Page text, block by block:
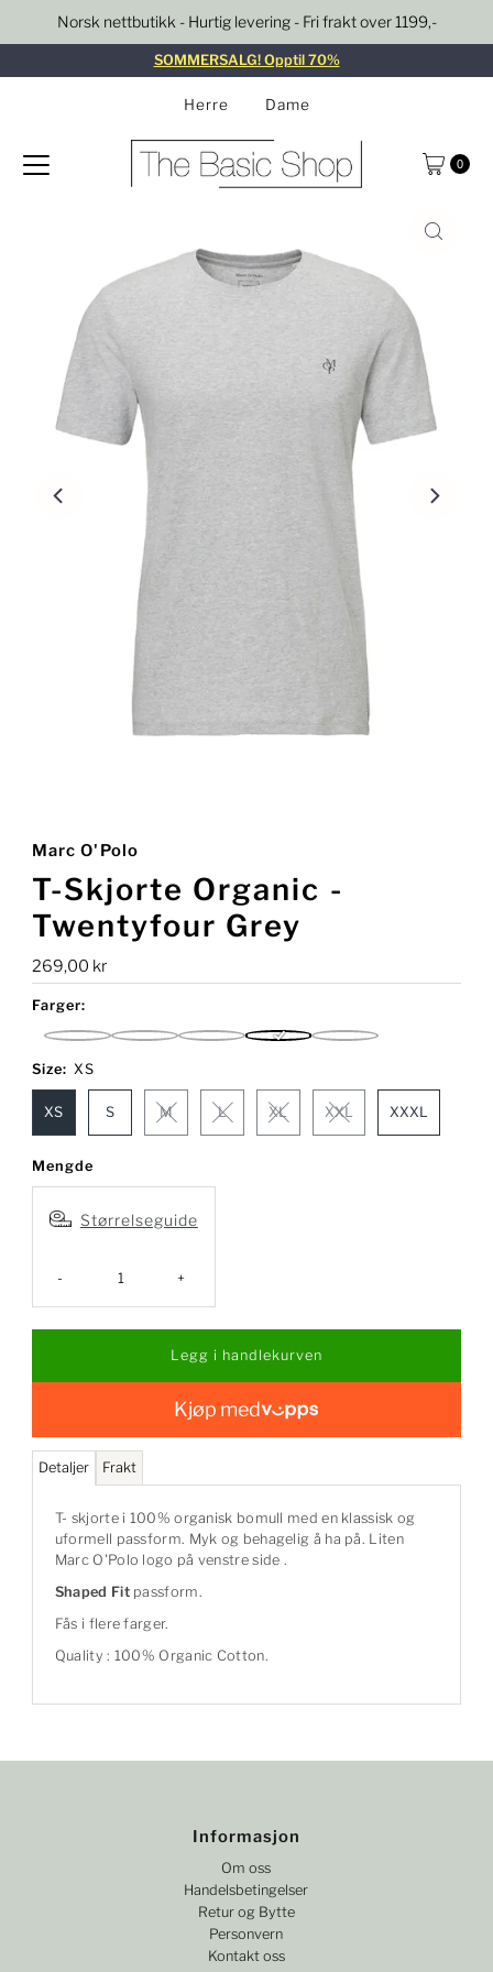
Gå til innhold
Norsk nettbutikk - Hurtig levering - Fri frakt over 1199,-
SOMMERSALG! Opptil 70%
Herre Dame
0
Marc O'Polo
T-Skjorte Organic -
Twentyfour Grey
Ordinær
pris
269,00 kr
Farger:
Black
Deep
Mongrove Twenty
Grey
White
Size: XS
XS S M L XL XXL XXXL
Mengde
Størrelseguide
- +
Kjøp med
Detaljer Frakt
T- skjorte i 100% organisk bomull med en klassisk og
uformell passform. Myk og behagelig å ha på. Liten
Marc O'Polo logo på venstre side .
Shaped Fitpassform.
Fås i flere farger.
Quality : 100% Organic Cotton.
Informasjon
Om oss
Handelsbetingelser
Retur og Bytte
Personvern
Kontakt oss